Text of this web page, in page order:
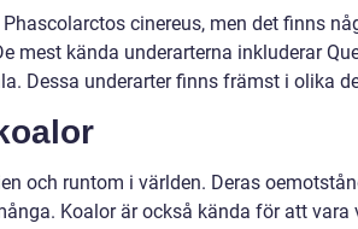
cinereus, men det finns
mest kända underarterna inkluderar
Dessa underarter finns främst i olika
och runtom i världen. Deras
Koalor är också kända för att vara